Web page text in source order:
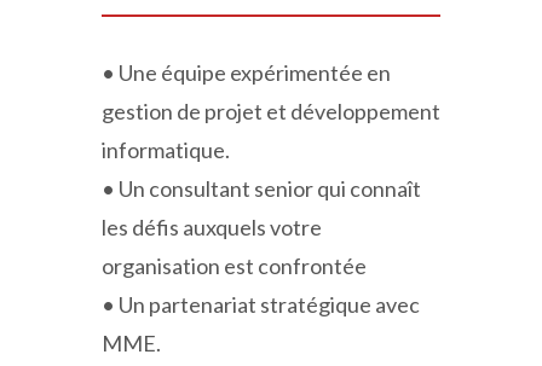
• Une équipe expérimentée en
gestion de projet et développement
informatique.
• Un consultant senior qui connaît
les défis auxquels votre
organisation est confrontée
• Un partenariat stratégique avec
MME.